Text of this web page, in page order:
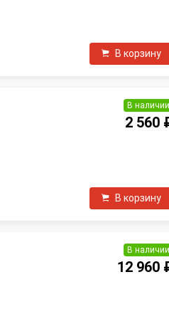
В корзину
В наличии
2 560
В корзину
В наличии
12 960